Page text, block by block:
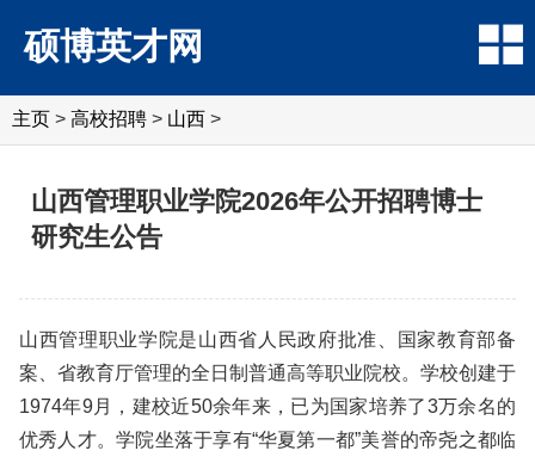
硕博英才网
主页 > 高校招聘 > 山西 >
山西管理职业学院2026年公开招聘博士
研究生公告
山西管理职业学院是山西省人民政府批准、国家教育部备
案、省教育厅管理的全日制普通高等职业院校。学校创建于
1974年9月，建校近50余年来，已为国家培养了3万余名的
优秀人才。学院坐落于享有“华夏第一都”美誉的帝尧之都临